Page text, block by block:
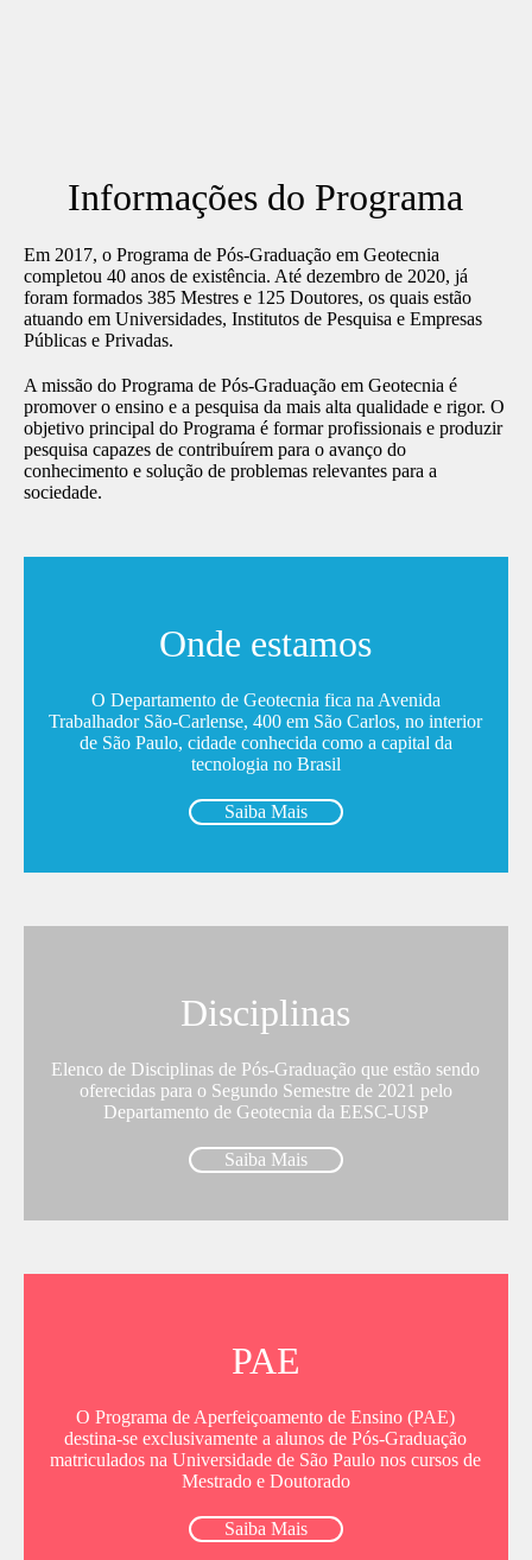
Informações do Programa
Em 2017, o Programa de Pós-Graduação em Geotecnia
completou 40 anos de existência. Até dezembro de 2020, já
foram formados 385 Mestres e 125 Doutores, os quais estão
atuando em Universidades, Institutos de Pesquisa e Empresas
Públicas e Privadas.
A missão do Programa de Pós-Graduação em Geotecnia é
promover o ensino e a pesquisa da mais alta qualidade e rigor. O
objetivo principal do Programa é formar profissionais e produzir
pesquisa capazes de contribuírem para o avanço do
conhecimento e solução de problemas relevantes para a
sociedade.
Onde estamos
O Departamento de Geotecnia fica na Avenida
Trabalhador São-Carlense, 400 em São Carlos, no interior
de São Paulo, cidade conhecida como a capital da
tecnologia no Brasil
Saiba Mais
Disciplinas
Elenco de Disciplinas de Pós-Graduação que estão sendo
oferecidas para o Segundo Semestre de 2021 pelo
Departamento de Geotecnia da EESC-USP
Saiba Mais
PAE
O Programa de Aperfeiçoamento de Ensino (PAE)
destina-se exclusivamente a alunos de Pós-Graduação
matriculados na Universidade de São Paulo nos cursos de
Mestrado e Doutorado
Saiba Mais